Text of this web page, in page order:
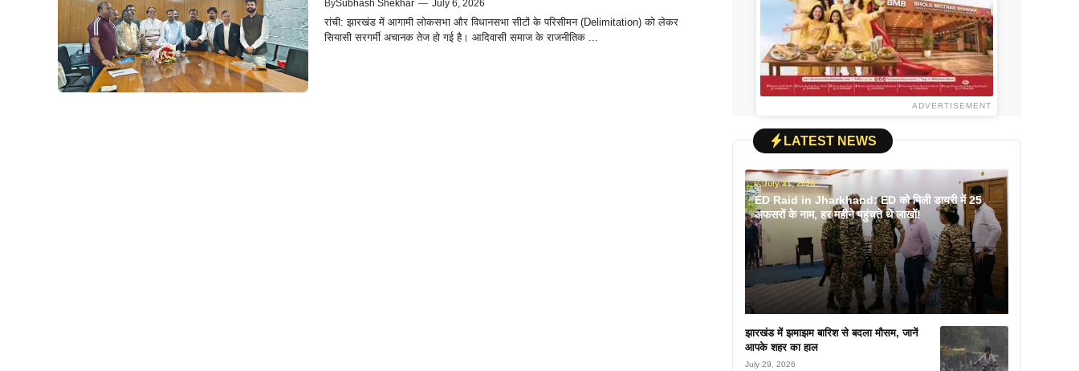
BySubhash Shekhar — July 6, 2026
रांची: झारखंड में आगामी लोकसभा और विधानसभा सीटों के परिसीमन (Delimitation) को लेकर
सियासी सरगर्मी अचानक तेज हो गई है। आदिवासी समाज के राजनीतिक ...
ADVERTISEMENT
LATEST NEWS
July 31, 2026
ED Raid in Jharkhand: ED को मिली डायरी में 25
अफसरों के नाम, हर महीने पहुंचते थे लाखों!
झारखंड में झमाझम बारिश से बदला मौसम, जानें
आपके शहर का हाल
July 29, 2026